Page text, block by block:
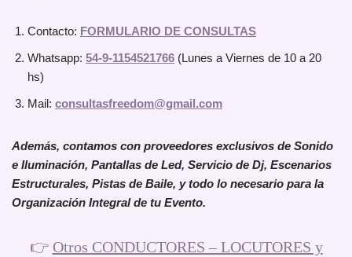
Contacto: FORMULARIO DE CONSULTAS
Whatsapp: 54-9-1154521766 (Lunes a Viernes de 10 a 20
hs)
Mail: consultasfreedom@gmail.com
Además, contamos con proveedores exclusivos de Sonido
e Iluminación, Pantallas de Led, Servicio de Dj, Escenarios
Estructurales, Pistas de Baile, y todo lo necesario para la
Organización Integral de tu Evento.
👉 Otros CONDUCTORES – LOCUTORES y